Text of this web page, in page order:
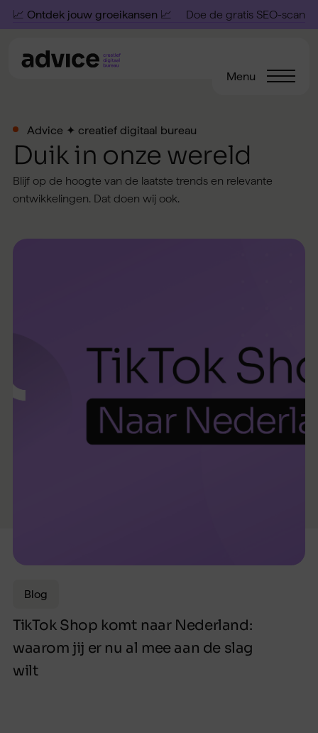
Menu
📈 Ontdek jouw groeikansen 📈 Doe de gratis SEO-scan
Advice ✦ creatief digitaal bureau
Duik in onze wereld
Blijf op de hoogte van de laatste trends en relevante
ontwikkelingen. Dat doen wij ook.
Blog
TikTok Shop komt naar Nederland:
waarom jij er nu al mee aan de slag
wilt